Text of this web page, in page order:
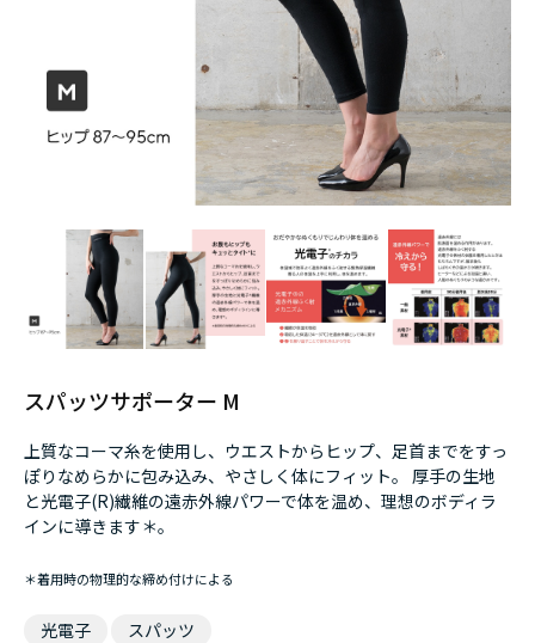
スパッツサポーター M
上質なコーマ糸を使用し、ウエストからヒップ、足首までをすっ
ぽりなめらかに包み込み、やさしく体にフィット。 厚手の生地
と光電子(R)繊維の遠赤外線パワーで体を温め、理想のボディラ
インに導きます＊。
＊着用時の物理的な締め付けによる
光電子 スパッツ